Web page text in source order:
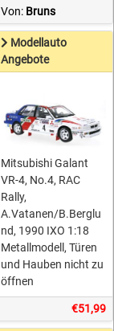
Von: Bruns
Modellauto
Angebote
Mitsubishi Galant
VR-4, No.4, RAC
Rally,
A.Vatanen/B.Berglu
nd, 1990 IXO 1:18
Metallmodell, Türen
und Hauben nicht zu
öffnen
€51,99